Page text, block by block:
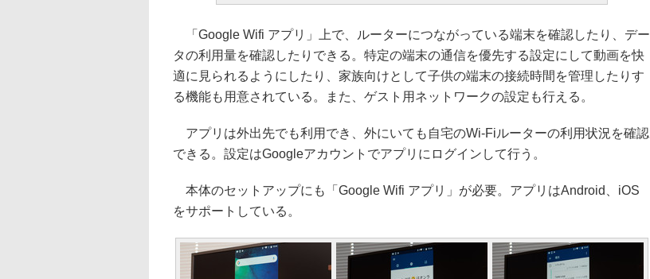
「Google Wifi アプリ」上で、ルーターにつながっている端末を確認したり、デー
タの利用量を確認したりできる。特定の端末の通信を優先する設定にして動画を快
適に見られるようにしたり、家族向けとして子供の端末の接続時間を管理したりす
る機能も用意されている。また、ゲスト用ネットワークの設定も行える。
アプリは外出先でも利用でき、外にいても自宅のWi-Fiルーターの利用状況を確認
できる。設定はGoogleアカウントでアプリにログインして行う。
本体のセットアップにも「Google Wifi アプリ」が必要。アプリはAndroid、iOS
をサポートしている。